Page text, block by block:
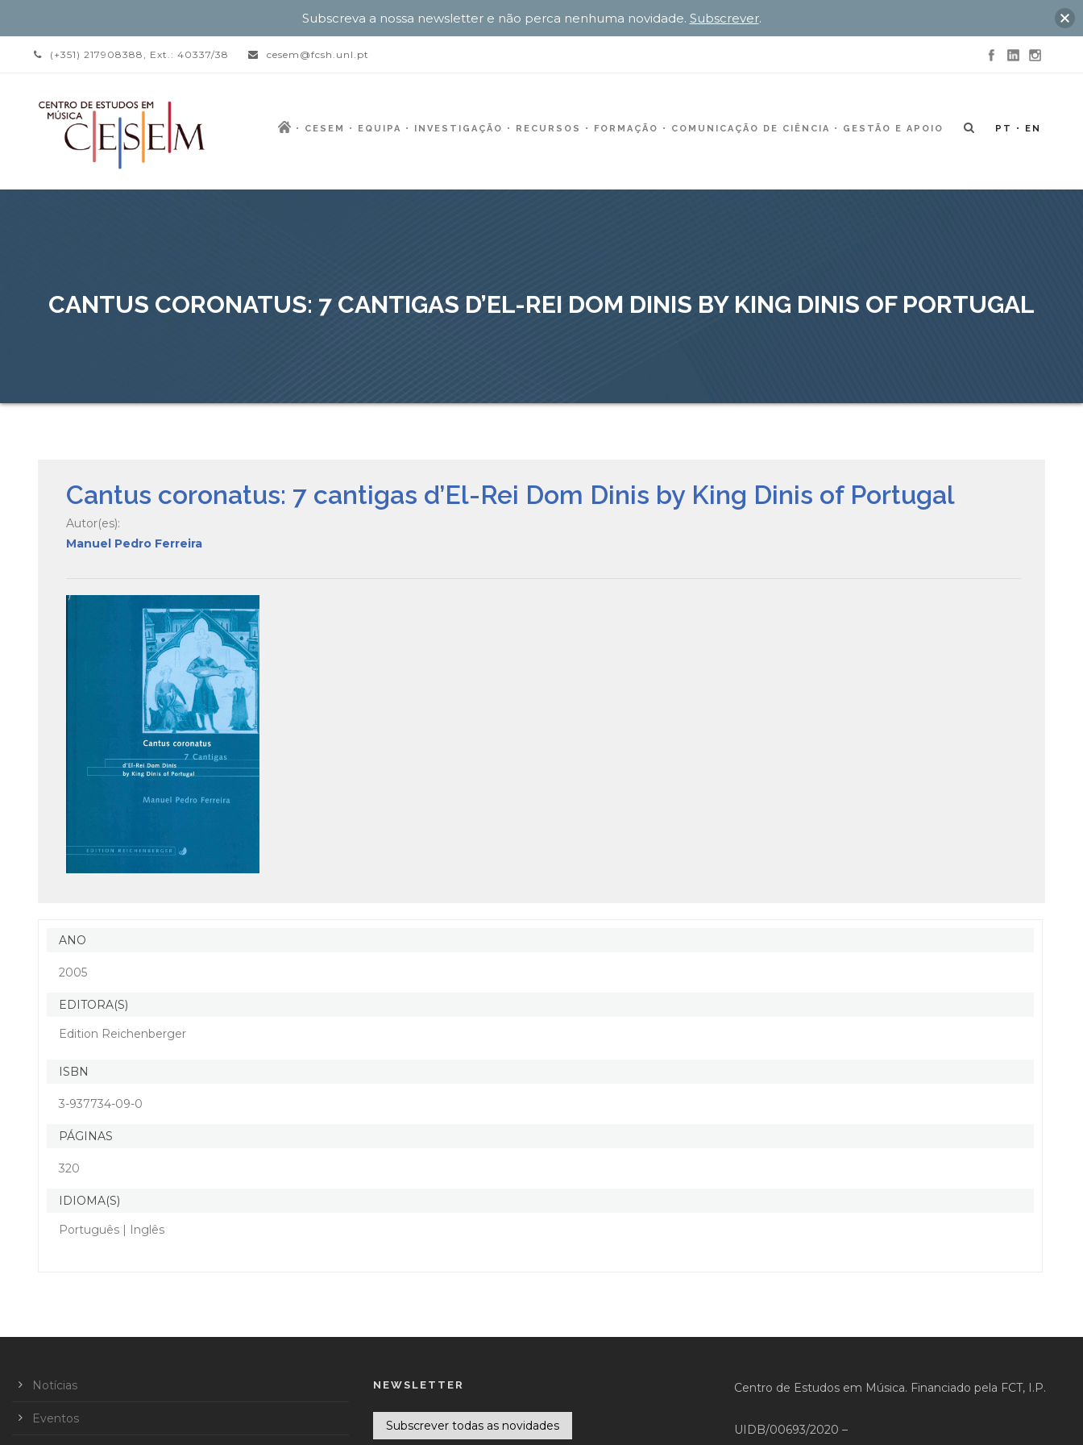
(+351) 217908388, Ext.: 40337/38 cesem@fcsh.unl.pt
CESEM EQUIPA INVESTIGAÇÃO RECURSOS FORMAÇÃO COMUNICAÇÃO DE CIÊNCIA GESTÃO E APOIO PT EN
CANTUS CORONATUS: 7 CANTIGAS D’EL-REI DOM DINIS BY KING DINIS OF PORTUGAL
Cantus coronatus: 7 cantigas d’El-Rei Dom Dinis by King Dinis of Portugal
Autor(es):
Manuel Pedro Ferreira
ANO
2005
EDITORA(S)
Edition Reichenberger
ISBN
3-937734-09-0
PÁGINAS
320
IDIOMA(S)
Português | Inglês
Notícias
Eventos
NEWSLETTER
Subscrever todas as novidades
Centro de Estudos em Música. Financiado pela FCT, I.P.
UIDB/00693/2020 –
Subscreva a nossa newsletter e não perca nenhuma novidade. Subscrever.